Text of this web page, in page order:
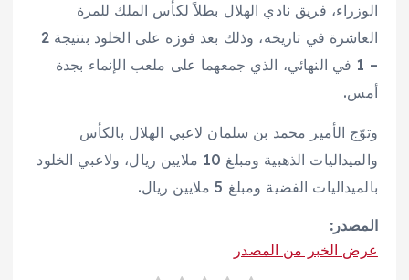
الوزراء، فريق نادي الهلال بطلاً لكأس الملك للمرة
العاشرة في تاريخه، وذلك بعد فوزه على الخلود بنتيجة 2
– 1 في النهائي، الذي جمعهما على ملعب الإنماء بجدة
أمس.
وتوّج الأمير محمد بن سلمان لاعبي الهلال بالكأس
والميداليات الذهبية ومبلغ 10 ملايين ريال، ولاعبي الخلود
بالميداليات الفضية ومبلغ 5 ملايين ريال.
المصدر:
عرض الخبر من المصدر